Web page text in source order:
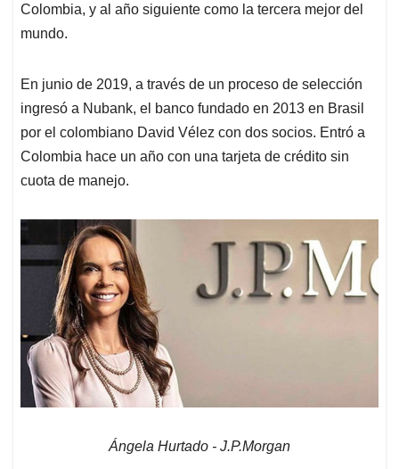
Colombia, y al año siguiente como la tercera mejor del
mundo.
En junio de 2019, a través de un proceso de selección
ingresó a Nubank, el banco fundado en 2013 en Brasil
por el colombiano David Vélez con dos socios. Entró a
Colombia hace un año con una tarjeta de crédito sin
cuota de manejo.
Ángela Hurtado - J.P.Morgan